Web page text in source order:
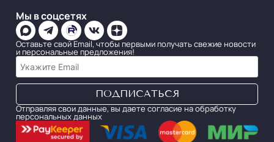
Мы в соцсетях
Оставьте свой Email, чтобы первыми получать свежие новости
и персональные предложения!
Отправляя свои данные, вы даете согласие на обработку
персональных данных